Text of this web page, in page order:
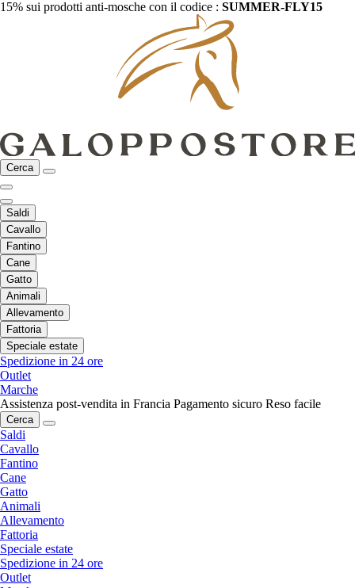
15% sui prodotti anti-mosche con il codice : SUMMER-FLY15
Cerca
Saldi
Cavallo
Fantino
Cane
Gatto
Animali
Allevamento
Fattoria
Speciale estate
Spedizione in 24 ore
Outlet
Marche
Assistenza post-vendita in Francia Pagamento sicuro Reso facile
Cerca
Saldi
Cavallo
Fantino
Cane
Gatto
Animali
Allevamento
Fattoria
Speciale estate
Spedizione in 24 ore
Outlet